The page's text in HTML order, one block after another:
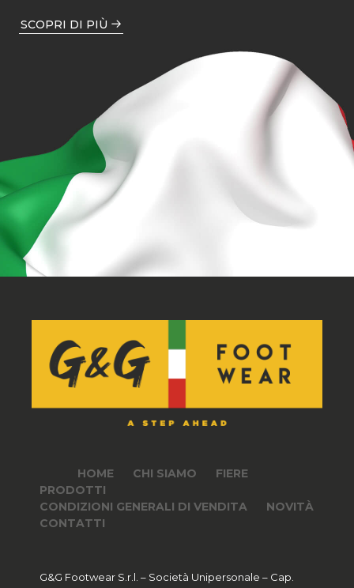
SCOPRI DI PIÙ
HOME CHI SIAMO
FIERE
PRODOTTI
CONDIZIONI GENERALI DI VENDITA
NOVITÀ
CONTATTI
G&G Footwear S.r.l. – Società Unipersonale – Cap.